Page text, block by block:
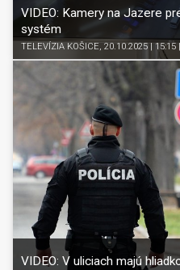
VIDEO: Kamery na Jazere
systém
TELEVÍZIA KOŠICE, 20.10.2025 | 15:15
VIDEO: V uliciach majú